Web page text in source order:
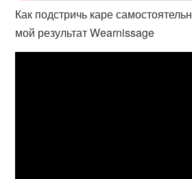
Как подстричь каре
мой результат Wearnissage